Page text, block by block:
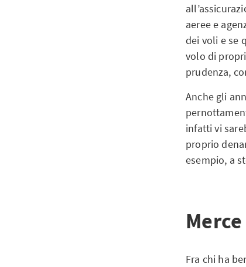
aeree e
dei voli e se
volo di
prudenza,
Anche gli
infatti vi
proprio
esempio, a
Fra chi ha